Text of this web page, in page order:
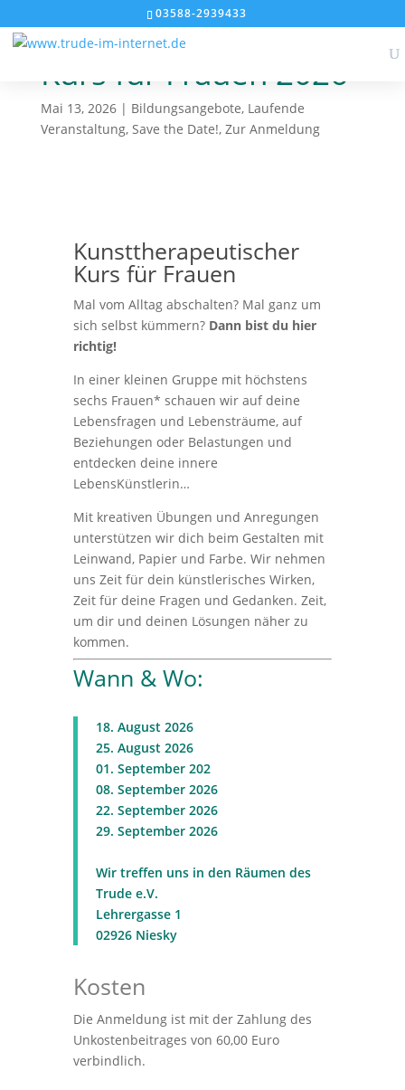
03588-2939433
Kunsttherapeutischer
Kurs für Frauen 2026
Mai 13, 2026| Bildungsangebote, Laufende
Veranstaltung, Save the Date!, Zur Anmeldung
Kunsttherapeutischer
Kurs für Frauen
Mal vom Alltag abschalten? Mal ganz um
sich selbst kümmern? Dann bist du hier
richtig!
In einer kleinen Gruppe mit höchstens
sechs Frauen* schauen wir auf deine
Lebensfragen und Lebensträume, auf
Beziehungen oder Belastungen und
entdecken deine innere
LebensKünstlerin…
Mit kreativen Übungen und Anregungen
unterstützen wir dich beim Gestalten mit
Leinwand, Papier und Farbe. Wir nehmen
uns Zeit für dein künstlerisches Wirken,
Zeit für deine Fragen und Gedanken. Zeit,
um dir und deinen Lösungen näher zu
kommen.
Wann & Wo:
18. August 2026
25. August 2026
01. September 202
08. September 2026
22. September 2026
29. September 2026
Wir treffen uns in den Räumen des
Trude e.V.
Lehrergasse 1
02926 Niesky
Kosten
Die Anmeldung ist mit der Zahlung des
Unkostenbeitrages von 60,00 Euro
verbindlich.